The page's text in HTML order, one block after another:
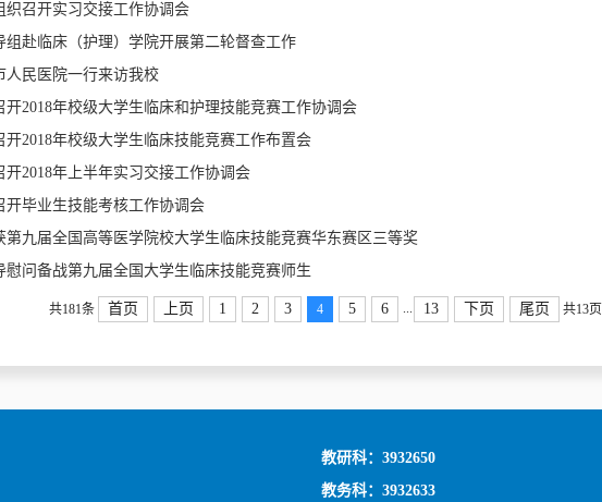
织召开实习交接工作协调会
组赴临床（护理）学院开展第二轮督查工作
人民医院一行来访我校
开2018年校级大学生临床和护理技能竞赛工作协调会
开2018年校级大学生临床技能竞赛工作布置会
开2018年上半年实习交接工作协调会
开毕业生技能考核工作协调会
第九届全国高等医学院校大学生临床技能竞赛华东赛区三等奖
慰问备战第九届全国大学生临床技能竞赛师生
共181条 首页 上页 1 2 3 4 5 6 13 下页 尾页 共13页
教研科：3932650
教务科：3932633